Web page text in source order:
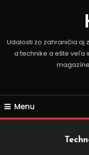
Udalosti zo zahraničia aj
a technike a ešte veľa
Menu